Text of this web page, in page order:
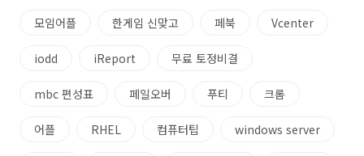
모임어플 한게임 신맞고 페북 Vcenter
iodd iReport 무료 토정비결
mbc 편성표 페일오버 푸티 크롬
어플 RHEL 컴퓨터팁 windows server